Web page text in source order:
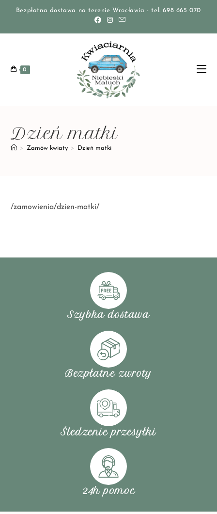
Bezpłatna dostawa na terenie Wrocławia - tel. 698 665 070
0
Dzień matki
> Zamów kwiaty > Dzień matki
/zamowienia/dzien-matki/
Szybka dostawa
Bezpłatne zwroty
Śledzenie przesyłki
24h pomoc